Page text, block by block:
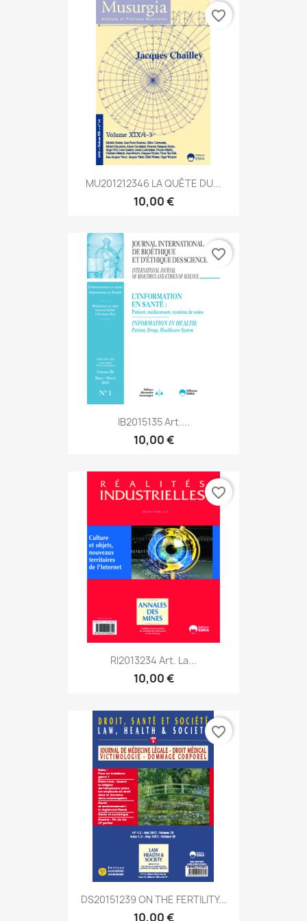
MU201212346 LA QUÊTE DU...
10,00 €
favorite_border
IB2015135 Art....
10,00 €
favorite_border
RI2013234 Art. La...
10,00 €
favorite_border
DS20151239 ON THE FERTILITY...
10,00 €
favorite_border